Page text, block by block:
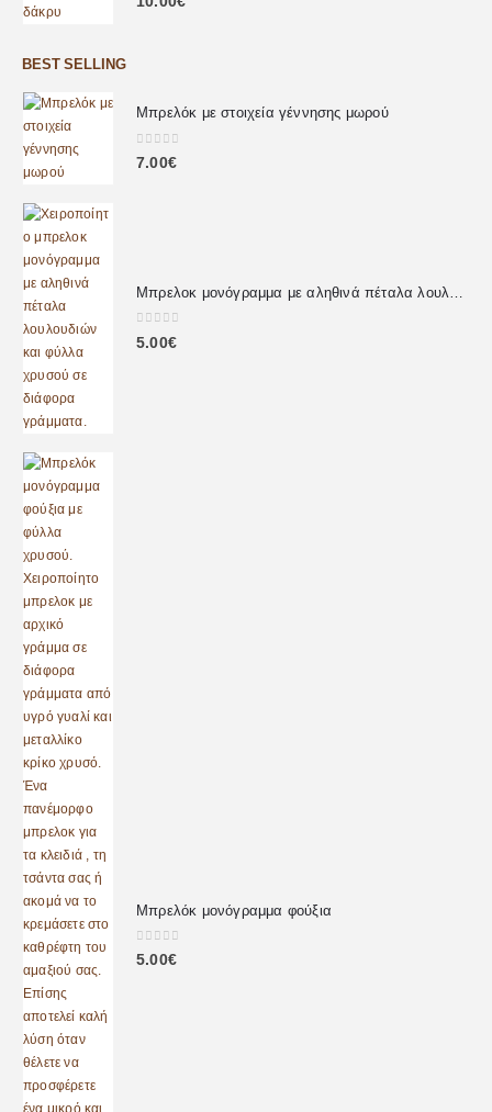
BEST SELLING
Μπρελόκ με στοιχεία γέννησης μωρού
0out of 5
7.00€
0 out of 5
5.00€
Μπρελόκ μονόγραμμα φούξια
0 out of 5
5.00€